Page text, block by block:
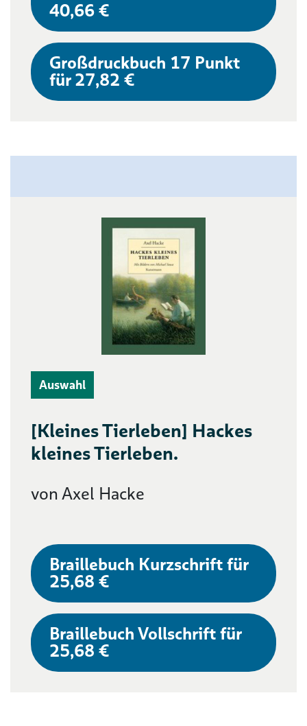
40,66 €
Großdruckbuch 17 Punkt
für 27,82 €
Auswahl
[Kleines Tierleben] Hackes
kleines Tierleben.
von Axel Hacke
Braillebuch Kurzschrift für
25,68 €
Braillebuch Vollschrift für
25,68 €